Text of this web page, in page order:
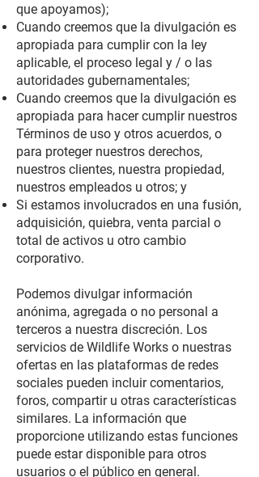
que apoyamos);
Cuando creemos que la divulgación es
apropiada para cumplir con la ley
aplicable, el proceso legal y / o las
autoridades gubernamentales;
Cuando creemos que la divulgación es
apropiada para hacer cumplir nuestros
Términos de uso y otros acuerdos, o
para proteger nuestros derechos,
nuestros clientes, nuestra propiedad,
nuestros empleados u otros; y
Si estamos involucrados en una fusión,
adquisición, quiebra, venta parcial o
total de activos u otro cambio
corporativo.
Podemos divulgar información
anónima, agregada o no personal a
terceros a nuestra discreción. Los
servicios de Wildlife Works o nuestras
ofertas en las plataformas de redes
sociales pueden incluir comentarios,
foros, compartir u otras características
similares. La información que
proporcione utilizando estas funciones
puede estar disponible para otros
usuarios o el público en general.